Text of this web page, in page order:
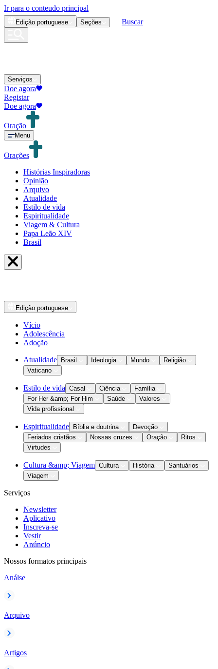
Ir para o conteudo principal
Edição portuguese Seções Buscar
Serviços
Doe agora
Registar
Doe agora
Oração
Menu
Orações
Histórias Inspiradoras
Opinião
Arquivo
Atualidade
Estilo de vida
Espiritualidade
Viagem & Cultura
Papa Leão XIV
Brasil
Edição portuguese
Vício
Adolescência
Adoção
Atualidade Brasil Ideologia Mundo
Religião
Vaticano
Estilo de vida Casal Ciência
Família
For Her &amp; For Him
Saúde
Valores
Vida profissional
Espiritualidade Bíblia e doutrina
Devoção
Feriados cristãos
Nossas cruzes Oração
Ritos
Virtudes
Cultura &amp; Viagem Cultura História
Santuários
Viagem
Serviços
Newsletter
Aplicativo
Inscreva-se
Vestir
Anúncio
Nossos formatos principais
Análse
Arquivo
Artigos